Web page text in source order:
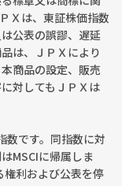
Ｘは、東証株価指数
公表の誤謬、遅延
は、ＪＰＸにより
商品の設定、販売
対してもＪＰＸは
数です。同指数に対
MSCIに帰属しま
権利および公表を停